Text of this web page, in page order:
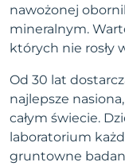
nawożonej
mineralnym.
których nie rosły
Od 30 lat
najlepsze
całym świecie.
laboratorium
gruntowne